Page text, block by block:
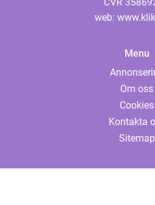
web:
Menu
Om oss
Cookies
Kontakta
Sitemap